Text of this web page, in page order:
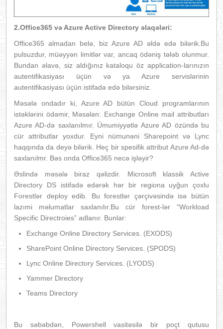
2.Office365 və Azure Active Directory əlaqələri:
Office365 almadan belə, biz Azure AD əldə edə bilərik.Bu
pulsuzdur, müəyyən limitlər var, ancaq ödəniş tələb olunmur.
Bundan əlavə, siz aldığınız kataloqu öz application-larınızın
autentifikasiyası üçün və ya Azure servislərinin
autentifikasiyası üçün istifadə edə bilərsiniz.
Məsələ ondadır ki, Azure AD bütün Cloud programlarının
istəklərini ödəmir, Məsələn: Exchange Online mail attributları
Azure AD-də saxlanılmır. Ümumiyyətlə Azure AD özündə bu
cür attributlar yoxdur. Eyni nümunəni Sharepoint və Lync
haqqında da deyə bilərik. Heç bir spesifik attribut Azure Ad-də
saxlanılmr. Bəs onda Office365 necə işləyir?
Əslində məsələ biraz qəlizdir. Microsoft klassik Active
Directory DS istifadə edərək hər bir regiona uyğun çoxlu
Forestlər deploy edib. Bu forestlər çərçivəsində isə bütün
lazımi məlumatlar saxlanılır.Bu cür forest-lər “Workload
Specific Directroies” adlanır. Bunlar:
Exchange Online Directory Services. (EXODS)
SharePoint Online Directory Services. (SPODS)
Lync Online Directory Services. (LYODS)
Yammer Directory
Teams Directory
Bu səbəbdən, Powershell vasitəsilə bir poçt qutusu